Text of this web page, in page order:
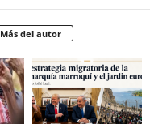
Más del autor